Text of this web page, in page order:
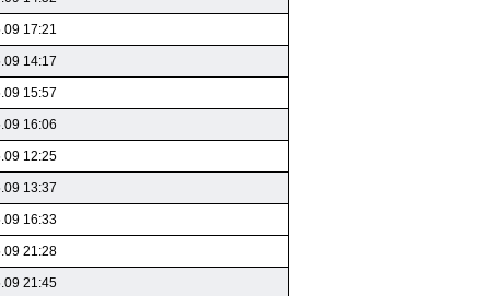
17:21
14:17
15:57
16:06
12:25
13:37
16:33
21:28
21:45